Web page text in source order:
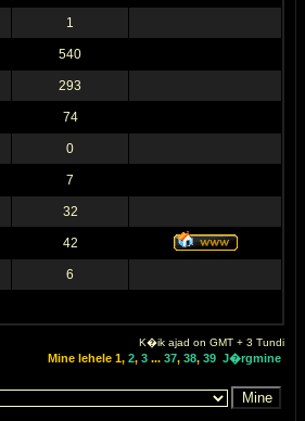
1
540
293
74
0
7
32
42
6
K�ik ajad on GMT + 3 Tundi
Mine lehele 1, 2, 3 ... 37, 38, 39 J�rgmine